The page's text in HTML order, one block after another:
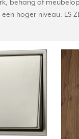
behang of
hoger niveau.